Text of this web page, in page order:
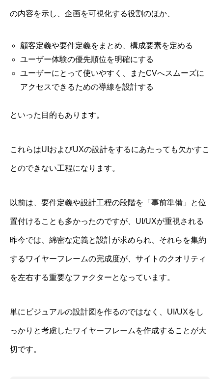
の内容を示し、企画を可視化する役割のほか、
顧客定義や要件定義をまとめ、構成要素を定める
ユーザー体験の優先順位を明確にする
ユーザーにとって使いやすく、またCVへスムーズに
アクセスできるための導線を設計する
といった目的もあります。
これらはUIおよびUXの設計をするにあたっても欠かすこ
とのできない工程になります。
以前は、要件定義や設計工程の段階を「事前準備」と位
置付けることも多かったのですが、UI/UXが重視される
昨今では、綿密な定義と設計が求められ、それらを集約
するワイヤーフレームの完成度が、サイトのクオリティ
を左右する重要なファクターとなっています。
単にビジュアルの設計図を作るのではなく、UI/UXをし
っかりと考慮したワイヤーフレームを作成することが大
切です。